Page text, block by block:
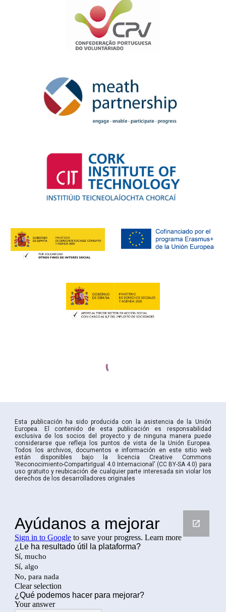
Esta publicación ha sido producida con la asistencia de la Unión
Europea. El contenido de esta publicación es responsabilidad
exclusiva de los socios del proyecto y de ninguna manera puede
considerarse que refleja los puntos de vista de la Unión Europea.
Todos los archivos, documentos e información en este sitio web
están disponibles bajo la licencia Creative Commons
'Reconocimiento-CompartirIgual 4.0 Internacional' (CC BY-SA 4.0) para
uso gratuito y reubicación de cualquier parte interesada sin violar los
derechos de los desarrolladores originales